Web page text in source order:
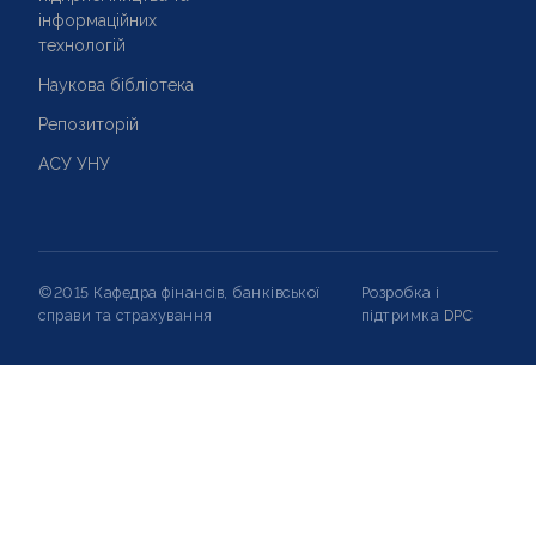
інформаційних
технологій
Наукова бібліотека
Репозиторій
АСУ УНУ
©2015 Кафедра фінансів, банківської
справи та страхування
Розробка і
підтримка DPC